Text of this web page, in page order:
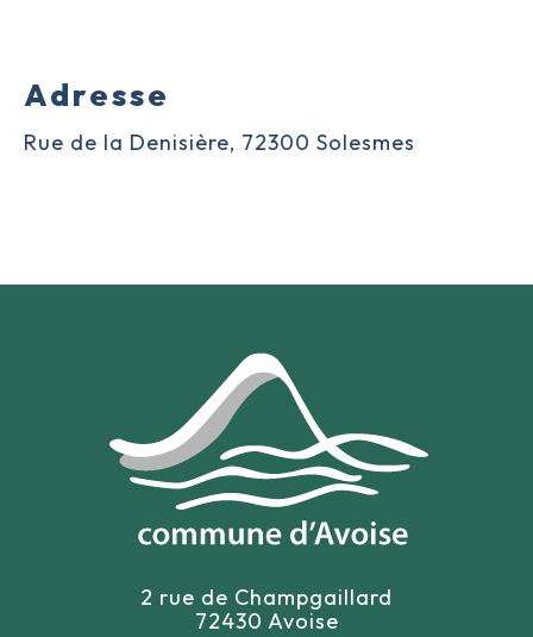
Adresse
Rue de la Denisière, 72300 Solesmes
2 rue de Champgaillard
72430 Avoise